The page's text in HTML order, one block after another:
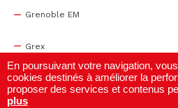
Grenoble EM
Grex
WTC Grenoble
En poursuivant votre navigation,
cookies destinés à améliorer la
proposer des services et contenus
plus